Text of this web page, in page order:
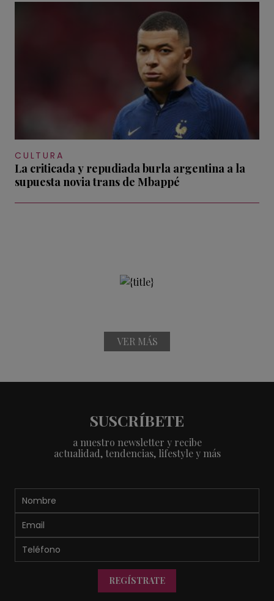
CULTURA
La criticada y repudiada burla argentina a la
supuesta novia trans de Mbappé
VER MÁS
SUSCRÍBETE
a nuestro newsletter y recibe
actualidad, tendencias, lifestyle y más
REGÍSTRATE